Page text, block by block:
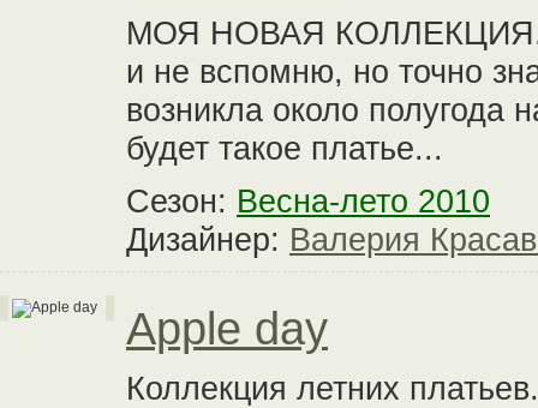
МОЯ НОВАЯ КОЛЛЕКЦИЯ...
и не вспомню, но точно
возникла около полугода
будет такое платье...
Сезон: Весна-лето 2010
Дизайнер: Валерия
Apple day
Коллекция летних